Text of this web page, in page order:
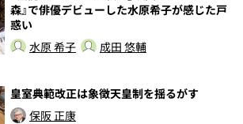
森』で俳優デビューした水原希子が感じた戸
惑い
水原 希子
成田 悠輔
皇室典範改正は象徴天皇制を揺るがす
保阪 正康